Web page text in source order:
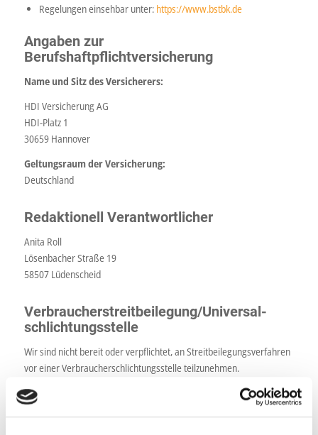
Regelungen einsehbar unter: https://www.bstbk.de
Angaben zur
Berufshaftpflichtversicherung
Name und Sitz des Versicherers:
HDI Versicherung AG
HDI-Platz 1
30659 Hannover
Geltungsraum der Versicherung:
Deutschland
Redaktionell Verantwortlicher
Anita Roll
Lösenbacher Straße 19
58507 Lüdenscheid
Verbraucher­streit­beilegung/Universal­
schlichtungs­stelle
Wir sind nicht bereit oder verpflichtet, an Streitbeilegungsverfahren
vor einer Verbraucherschlichtungsstelle teilzunehmen.
Haftung für Inhalte